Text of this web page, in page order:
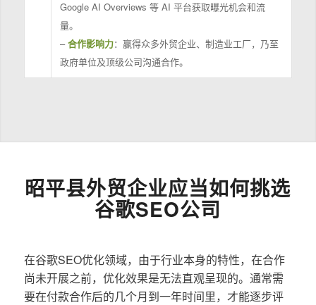
Google AI Overviews 等 AI 平台获取曝光机会和流
量。
–合作影响力：赢得众多外贸企业、制造业工厂，乃至
政府单位及顶级公司沟通合作。
昭平县外贸企业应当如何挑选
谷歌SEO公司
在谷歌SEO优化领域，由于行业本身的特性，在合作
尚未开展之前，优化效果是无法直观呈现的。通常需
要在付款合作后的几个月到一年时间里，才能逐步评